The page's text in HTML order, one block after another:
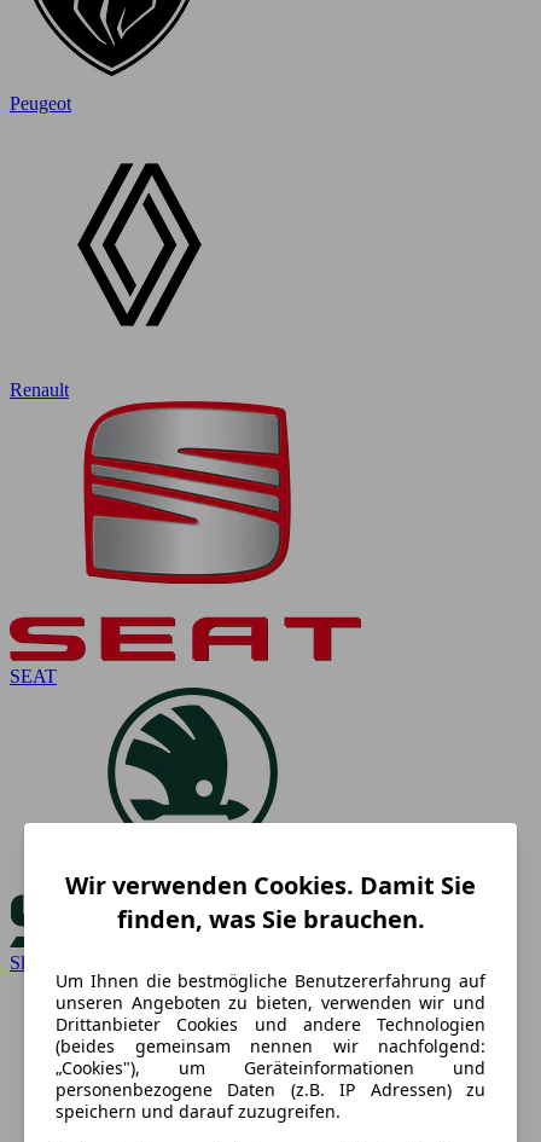
Peugeot
Renault
SEAT
Skoda
Wir verwenden Cookies. Damit Sie
finden, was Sie brauchen.
Um Ihnen die bestmögliche Benutzererfahrung auf
unseren Angeboten zu bieten, verwenden wir und
Drittanbieter Cookies und andere Technologien
(beides gemeinsam nennen wir nachfolgend:
„Cookies"), um Geräteinformationen und
personenbezogene Daten (z.B. IP Adressen) zu
speichern und darauf zuzugreifen.